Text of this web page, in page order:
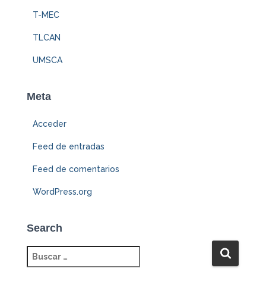
T-MEC
TLCAN
UMSCA
Meta
Acceder
Feed de entradas
Feed de comentarios
WordPress.org
Search
u